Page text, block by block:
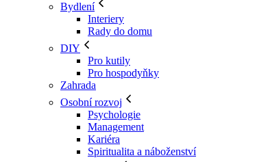
Bydlení
Interiery
Rady do domu
DIY
Pro kutily
Pro hospodyňky
Zahrada
Osobní rozvoj
Psychologie
Management
Kariéra
Spiritualita a náboženství